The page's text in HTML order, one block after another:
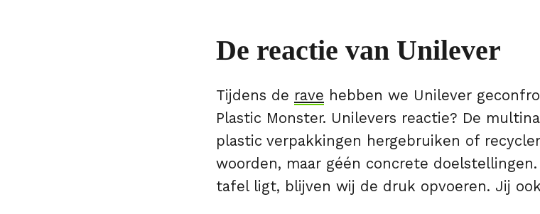
De reactie van Unilever
Tijdens de rave hebben we Unilever
Plastic Monster. Unilevers reactie? De
plastic verpakkingen hergebruiken of
woorden, maar géén concrete
tafel ligt, blijven wij de druk opvoeren. Jij